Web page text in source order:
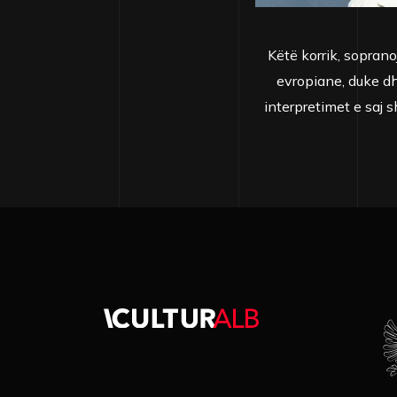
Këtë korrik,
evropiane, duke
interpretimet e saj